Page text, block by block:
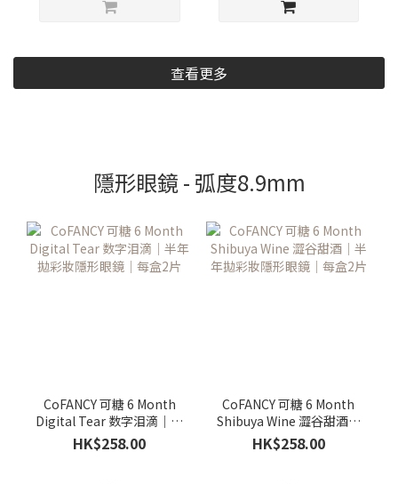
查看更多
隱形眼鏡 - 弧度8.9mm
CoFANCY 可糖 6 Month
Digital Tear 数字泪滴｜半
年拋彩妝隱形眼鏡｜每盒2
片
HK$258.00
CoFANCY 可糖 6 Month
Shibuya Wine 澀谷甜酒｜
半年拋彩妝隱形眼鏡｜每
盒2片
HK$258.00